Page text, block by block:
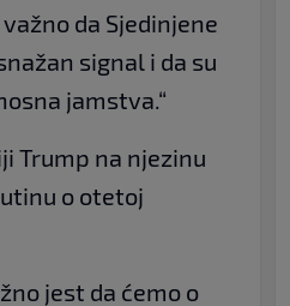
da Sjedinjene
signal i da su
jamstva.“
Trump na njezinu
o otetoj
jest da ćemo o